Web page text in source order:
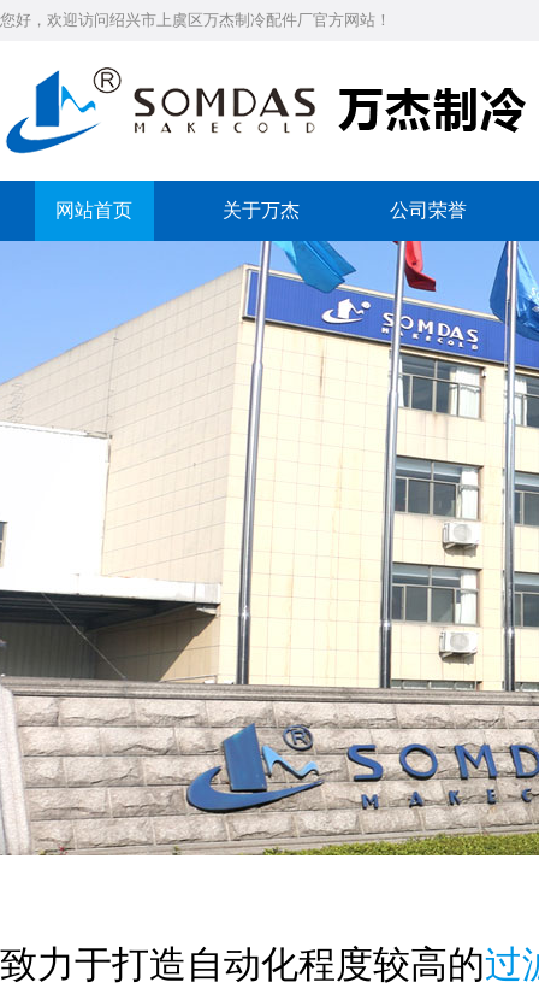
您好，欢迎访问绍兴市上虞区万杰制冷配件厂官方网站！
网站首页 关于万杰 公司荣誉
致力于打造自动化程度较高的过